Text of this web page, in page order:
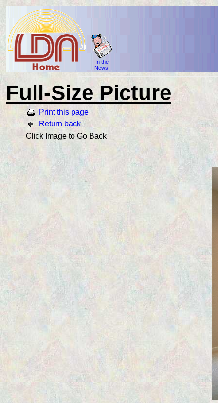
In the
News!
Full-Size Picture
Print this page
Return back
Click Image to Go Back